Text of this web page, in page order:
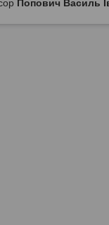
Попович Василь